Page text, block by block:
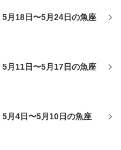
月18日〜5月24日の魚座
月11日〜5月17日の魚座
月4日〜5月10日の魚座